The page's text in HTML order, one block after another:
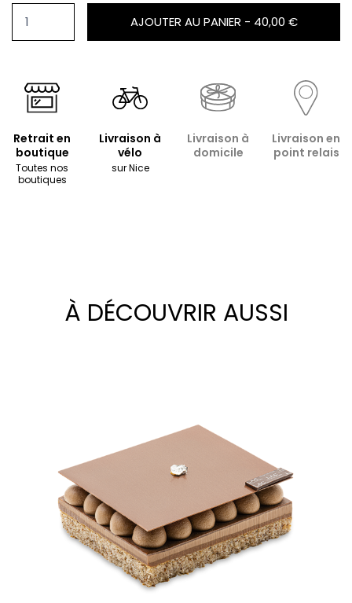
AJOUTER AU PANIER - 40,00 €
Retrait en
boutique
Toutes nos
boutiques
Livraison à
vélo
sur Nice
Livraison à
domicile
Livraison en
point relais
À DÉCOUVRIR AUSSI